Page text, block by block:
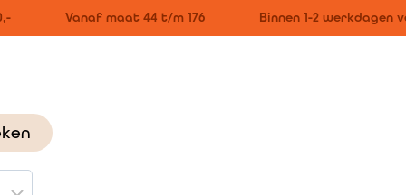
Vanaf maat 44 t/m 176 Binnen 1-2 werkdagen